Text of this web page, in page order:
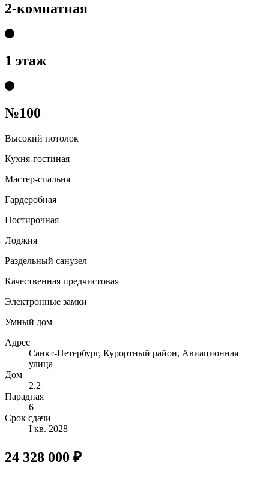
2-комнатная
1 этаж
№100
Высокий потолок
Кухня-гостиная
Мастер-спальня
Гардеробная
Постирочная
Лоджия
Раздельный санузел
Качественная предчистовая
Электронные замки
Умный дом
Адрес
Санкт-Петербург, Курортный район, Авиационная
улица
Дом
2.2
Парадная
6
Срок сдачи
I кв. 2028
24 328 000 ₽